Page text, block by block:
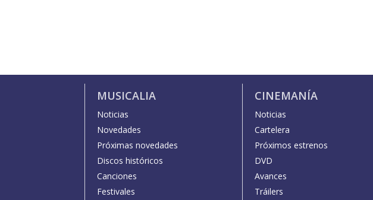
MUSICALIA
Noticias
Novedades
Próximas novedades
Discos históricos
Canciones
Festivales
CINEMANÍA
Noticias
Cartelera
Próximos estrenos
DVD
Avances
Tráilers